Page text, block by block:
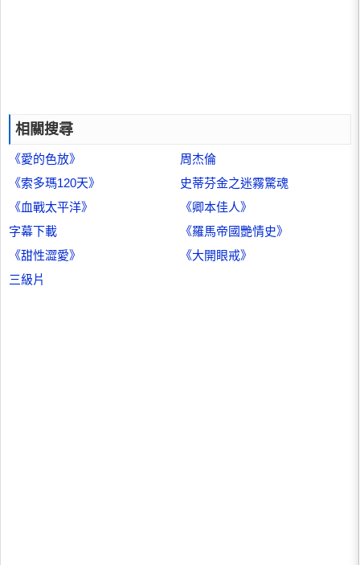
相關搜尋
《愛的色放》
周杰倫
《索多瑪120天》
史蒂芬金之迷霧驚魂
《血戰太平洋》
《卿本佳人》
字幕下載
《羅馬帝國艷情史》
《甜性澀愛》
《大開眼戒》
三級片